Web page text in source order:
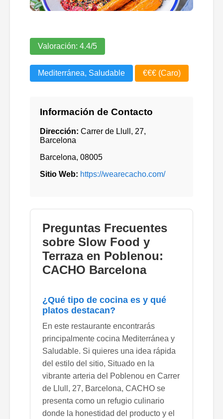
Valoración: 4.4/5
Mediterránea, Saludable €€€ (Caro)
Información de Contacto
Dirección: Carrer de Llull, 27,
Barcelona
Barcelona, 08005
Sitio Web: https://wearecacho.com/
Preguntas Frecuentes
sobre Slow Food y
Terraza en Poblenou:
CACHO Barcelona
¿Qué tipo de cocina es y qué
platos destacan?
En este restaurante encontrarás
principalmente cocina Mediterránea y
Saludable. Si quieres una idea rápida
del estilo del sitio, Situado en la
vibrante arteria del Poblenou en Carrer
de Llull, 27, Barcelona, CACHO se
presenta como un refugio culinario
donde la honestidad del producto y el